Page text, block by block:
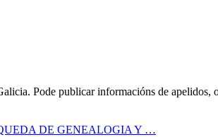
Pode publicar informacións de apelidos,
DE GENEALOGIA Y …